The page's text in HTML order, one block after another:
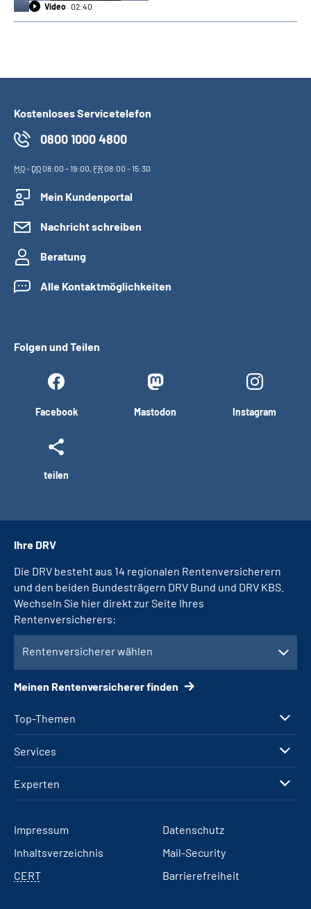
Video 02:40
Kostenloses Servicetelefon
0800 1000 4800
MO- DO08:00 - 19:00, FR08:00 - 15:30
Mein Kundenportal
Nachricht schreiben
Beratung
Alle Kontaktmöglichkeiten
Folgen und Teilen
Facebook Mastodon Instagram
teilen
Top-Themen
Services
Experten
Ihre DRV
Die DRV besteht aus 14 regionalen Rentenversicherern
und den beiden Bundesträgern DRV Bund und DRV KBS.
Wechseln Sie hier direkt zur Seite Ihres
Rentenversicherers:
Rentenversicherer wählen
Meinen Rentenversicherer finden
Impressum
Datenschutz
Inhaltsverzeichnis
Mail-Security
CERT
Barrierefreiheit